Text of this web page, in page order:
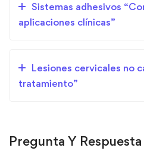
Sistemas adhesivos
aplicaciones clínicas”
Lesiones cervicales no
tratamiento”
Pregunta Y Respuesta